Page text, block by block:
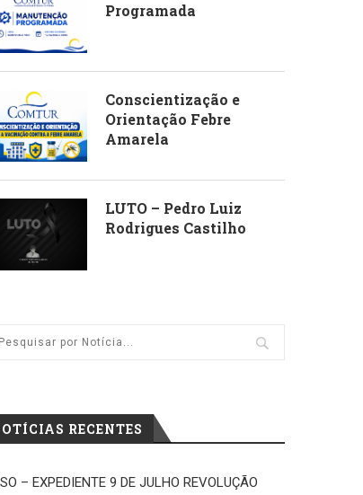
Programada
Conscientização e
Orientação Febre
Amarela
LUTO – Pedro Luiz
Rodrigues Castilho
RECENTES
– EXPEDIENTE 9 DE JULHO REVOLUÇÃO